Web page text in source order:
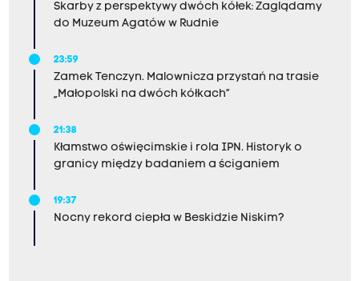
Skarby z perspektywy dwóch kółek: Zaglądamy
do Muzeum Agatów w Rudnie
23:59
Zamek Tenczyn. Malownicza przystań na trasie
„Małopolski na dwóch kółkach”
21:38
Kłamstwo oświęcimskie i rola IPN. Historyk o
granicy między badaniem a ściganiem
19:37
Nocny rekord ciepła w Beskidzie Niskim?